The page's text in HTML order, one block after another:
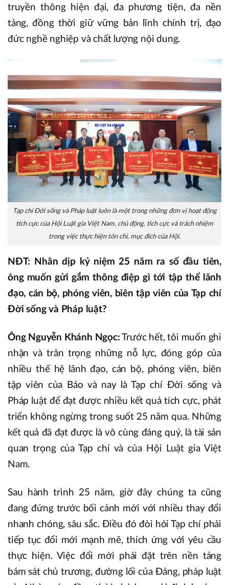
truyền thông hiện đại, đa phương tiện, đa nền
tảng, đồng thời giữ vững bản lĩnh chính trị, đạo
đức nghề nghiệp và chất lượng nội dung.
Tạp chí Đời sống và Pháp luật luôn là một trong những đơn vị hoạt động
tích cực của Hội Luật gia Việt Nam, chủ động, tích cực và trách nhiệm
trong việc thực hiện tôn chỉ, mục đích của Hội.
NĐT: Nhân dịp kỷ niệm 25 năm ra số đầu tiên,
ông muốn gửi gắm thông điệp gì tới tập thể lãnh
đạo, cán bộ, phóng viên, biên tập viên của Tạp chí
Đời sống và Pháp luật?
Ông Nguyễn Khánh Ngọc: Trước hết, tôi muốn ghi
nhận và trân trọng những nỗ lực, đóng góp của
nhiều thế hệ lãnh đạo, cán bộ, phóng viên, biên
tập viên của Báo và nay là Tạp chí Đời sống và
Pháp luật để đạt được nhiều kết quả tích cực, phát
triển không ngừng trong suốt 25 năm qua. Những
kết quả đã đạt được là vô cùng đáng quý, là tài sản
quan trọng của Tạp chí và của Hội Luật gia Việt
Nam.
Sau hành trình 25 năm, giờ đây chúng ta cũng
đang đứng trước bối cảnh mới với nhiều thay đổi
nhanh chóng, sâu sắc. Điều đó đòi hỏi Tạp chí phải
tiếp tục đổi mới mạnh mẽ, thích ứng với yêu cầu
thực hiện. Việc đổi mới phải đặt trên nền tảng
bám sát chủ trương, đường lối của Đảng, pháp luật